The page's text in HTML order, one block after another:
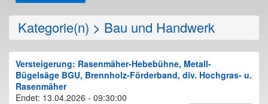
Kategorie(n) > Bau und Handwerk
Versteigerung: Rasenmäher-Hebebühne, Metall-
Bügelsäge BGU, Brennholz-Förderband, div. Hochgras- u.
Rasenmäher
Endet: 13.04.2026 - 09:30:00